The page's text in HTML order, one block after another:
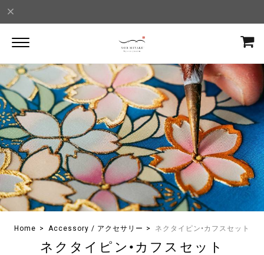
Home Accessory / アクセサリー ネクタイピン•カフスセット
ネクタイピン•カフスセット